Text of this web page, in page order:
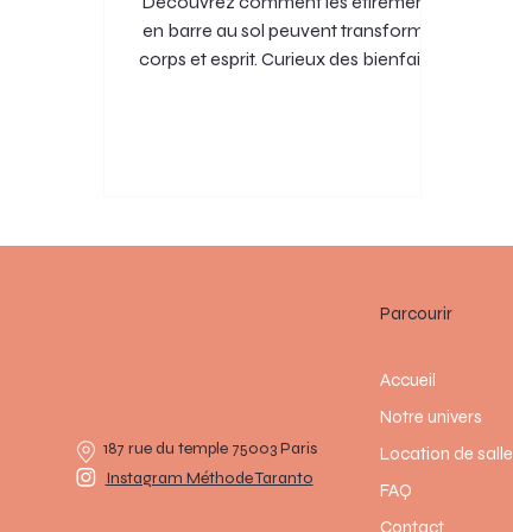
en barre au sol peuvent transformer
corps et esprit. Curieux des bienfaits?
187 rue du temple 75003 Paris
Instagram Méthode Taranto
Parcourir
Accueil
Notre univers
Location de salle
FAQ
Contact